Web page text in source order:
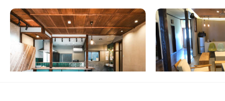
下関B邸
山口県 ゲストハウス
【下関駅徒歩7分】港町の路地奥でまちに混
ざる暮らし
この家からの距離 3km
下関A邸
山口県 シェアハウス
【本州最西端の港町
アハウス
この家からの距離 4km